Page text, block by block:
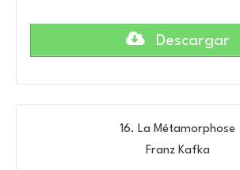
Descargar
16. La Métamorphose
Franz Kafka